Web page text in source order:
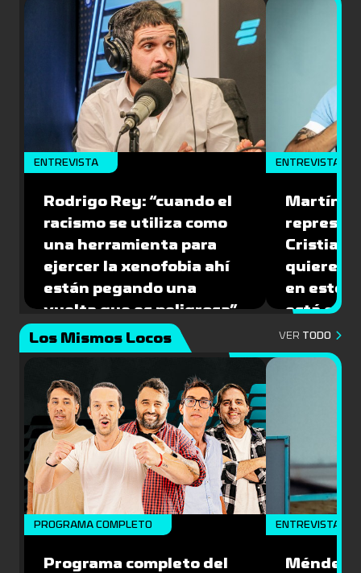
ENTREVISTA
Rodrigo Rey: “cuando el
racismo se utiliza como
una herramienta para
ejercer la xenofobia ahí
están pegando una
vuelta que es peligrosa”
ENTREVISTA
Martín
Cristian
quiere
en este
está
Los Mismos Locos
VER TODO
PROGRAMA COMPLETO
Programa completo del
ENTREVISTA
Méndez: